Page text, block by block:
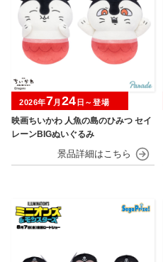
映画ちいかわ 人魚の島のひみつ セイ
レーンBIGぬいぐるみ
2026年7月 24 日～登場